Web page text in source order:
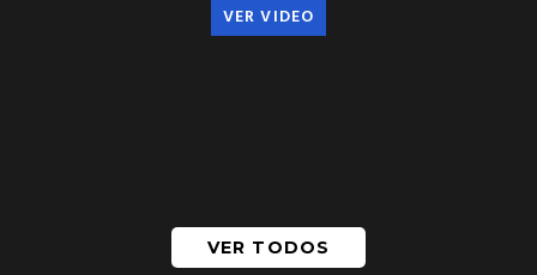
VER VIDEO
VER TODOS